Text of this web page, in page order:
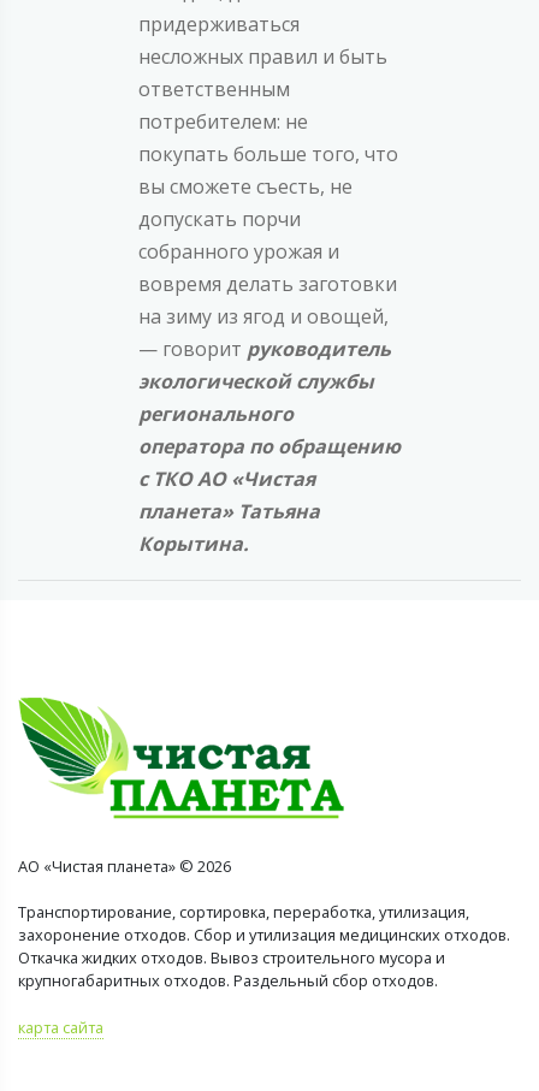
придерживаться
несложных правил и быть
ответственным
потребителем: не
покупать больше того, что
вы сможете съесть, не
допускать порчи
собранного урожая и
вовремя делать заготовки
на зиму из ягод и овощей,
— говорит руководитель
экологической службы
регионального
оператора по обращению
с ТКО АО «Чистая
планета» Татьяна
Корытина.
АО «Чистая планета» © 2026
Транспортирование, сортировка, переработка, утилизация,
захоронение отходов. Сбор и утилизация медицинских отходов.
Откачка жидких отходов. Вывоз строительного мусора и
крупногабаритных отходов. Раздельный сбор отходов.
карта сайта